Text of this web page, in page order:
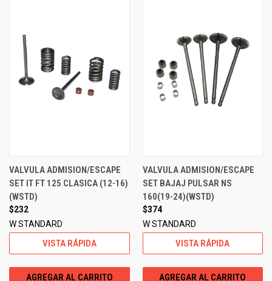
VALVULA ADMISION/ESCAPE
SET IT FT 125 CLASICA (12-16)
(WSTD)
$232
W STANDARD
VISTA RÁPIDA
AGREGAR AL CARRITO
VALVULA ADMISION/ESCAPE
SET BAJAJ PULSAR NS
160(19-24)(WSTD)
$374
W STANDARD
VISTA RÁPIDA
AGREGAR AL CARRITO